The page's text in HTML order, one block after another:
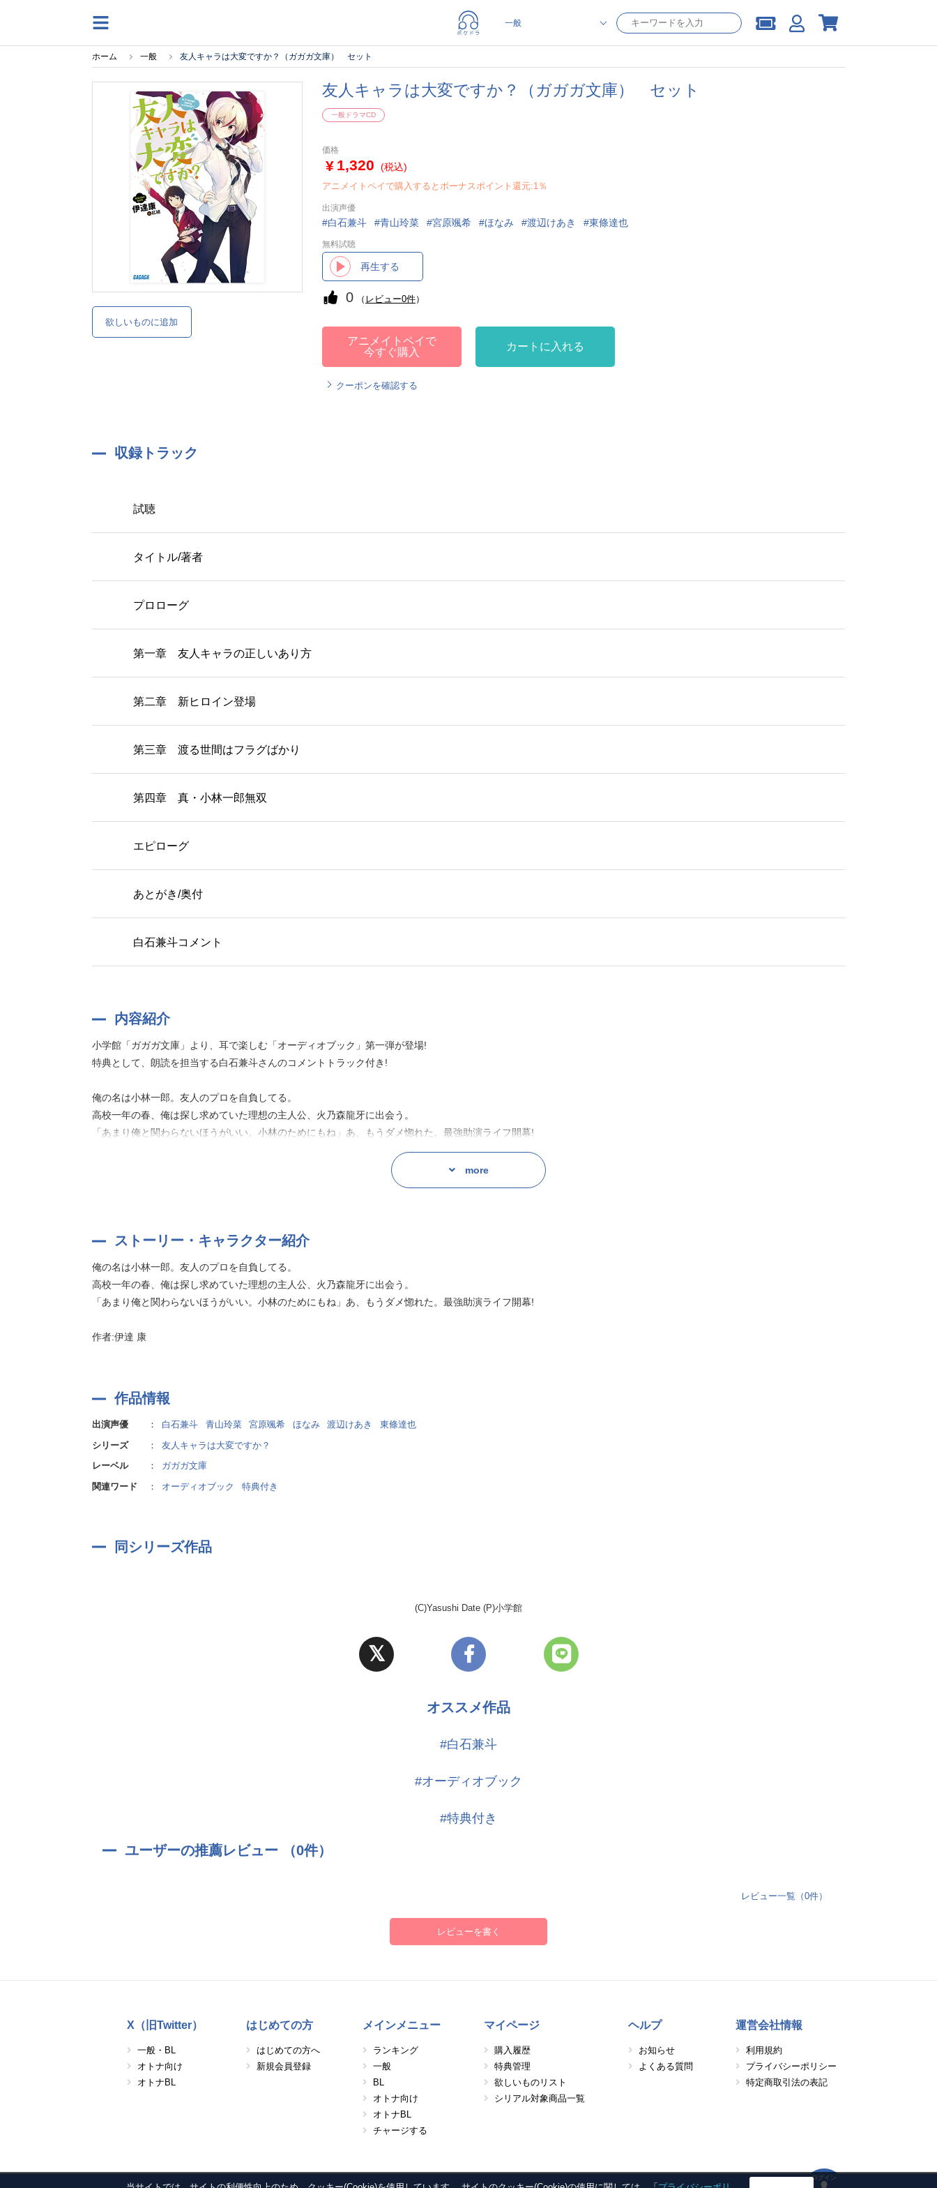
ログイン
ホーム 一般 友人キャラは大変ですか？（ガガガ文庫） セット
欲しいものに追加
友人キャラは大変ですか？（ガガガ文庫） セット
一般ドラマCD
価格
1,320 (税込)
アニメイトペイで購入するとボーナスポイント還元:1％
出演声優
白石兼斗 青山玲菜 宮原颯希 ほなみ 渡辺けあき 東條達也
無料試聴
再生する
0 （ レビュー0件）
アニメイトペイで
今すぐ購入
カートに入れる
クーポンを確認する
収録トラック
試聴
タイトル/著者
プロローグ
第一章 友人キャラの正しいあり方
第二章 新ヒロイン登場
第三章 渡る世間はフラグばかり
第四章 真・小林一郎無双
エピローグ
あとがき/奥付
白石兼斗コメント
内容紹介
小学館「ガガガ文庫」より、耳で楽しむ「オーディオブック」第一弾が登場!
特典として、朗読を担当する白石兼斗さんのコメントトラック付き!
俺の名は小林一郎。友人のプロを自負してる。
高校一年の春、俺は探し求めていた理想の主人公、火乃森龍牙に出会う。
「あまり俺と関わらないほうがいい。小林のためにもね」あ、もうダメ惚れた。最強助演ライフ開幕!
more
ストーリー・キャラクター紹介
俺の名は小林一郎。友人のプロを自負してる。
高校一年の春、俺は探し求めていた理想の主人公、火乃森龍牙に出会う。
「あまり俺と関わらないほうがいい。小林のためにもね」あ、もうダメ惚れた。最強助演ライフ開幕!
作者:伊達 康
作品情報
出演声優 ： 白石兼斗 青山玲菜 宮原颯希 ほなみ 渡辺けあき
東條達也
シリーズ
：
友人キャラは大変ですか？
レーベル
：
ガガガ文庫
関連ワード
： オーディオブック 特典付き
同シリーズ作品
(C)Yasushi Date (P)小学館
オススメ作品
#白石兼斗
#オーディオブック
#特典付き
ユーザーの推薦レビュー （0件）
レビュー一覧（0件）
レビューを書く
X（旧Twitter）
一般・BL
オトナ向け
オトナBL
はじめての方
はじめての方へ
新規会員登録
メインメニュー
ランキング
一般
BL
オトナ向け
オトナBL
チャージする
マイページ
購入履歴
特典管理
欲しいものリスト
シリアル対象商品一覧
ヘルプ
お知らせ
よくある質問
運営会社情報
利用規約
プライバシーポリシー
特定商取引法の表記